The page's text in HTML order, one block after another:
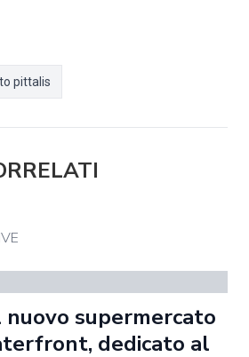
pittalis
supermercato
dedicato al